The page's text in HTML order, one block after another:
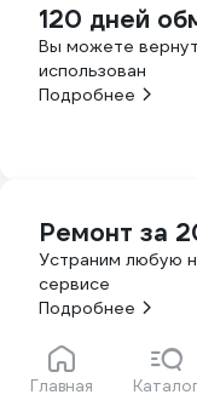
Главная
120 дней
Вы можете
использован
Подробнее
Ремонт за
Устраним любую
сервисе
Подробнее